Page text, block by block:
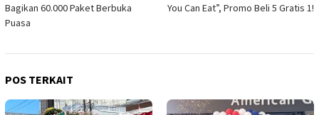
Bagikan 60.000 Paket Berbuka
Puasa
You Can Eat”, Promo Beli 5 Gratis 1!
POS TERKAIT